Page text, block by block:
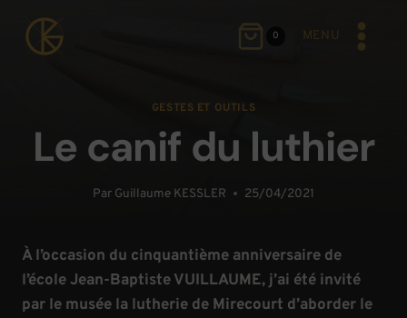
contenu
0 MENU
GESTES ET OUTILS
Le canif du luthier
Par Guillaume KESSLER 25/04/2021
À l’occasion du cinquantième anniversaire de
l’école Jean-Baptiste VUILLAUME, j’ai été invité
par le musée la lutherie de Mirecourt d’aborder le